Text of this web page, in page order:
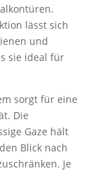
lässt sich
und
sie ideal für
sorgt für eine
Die
Gaze hält
Blick nach
Je